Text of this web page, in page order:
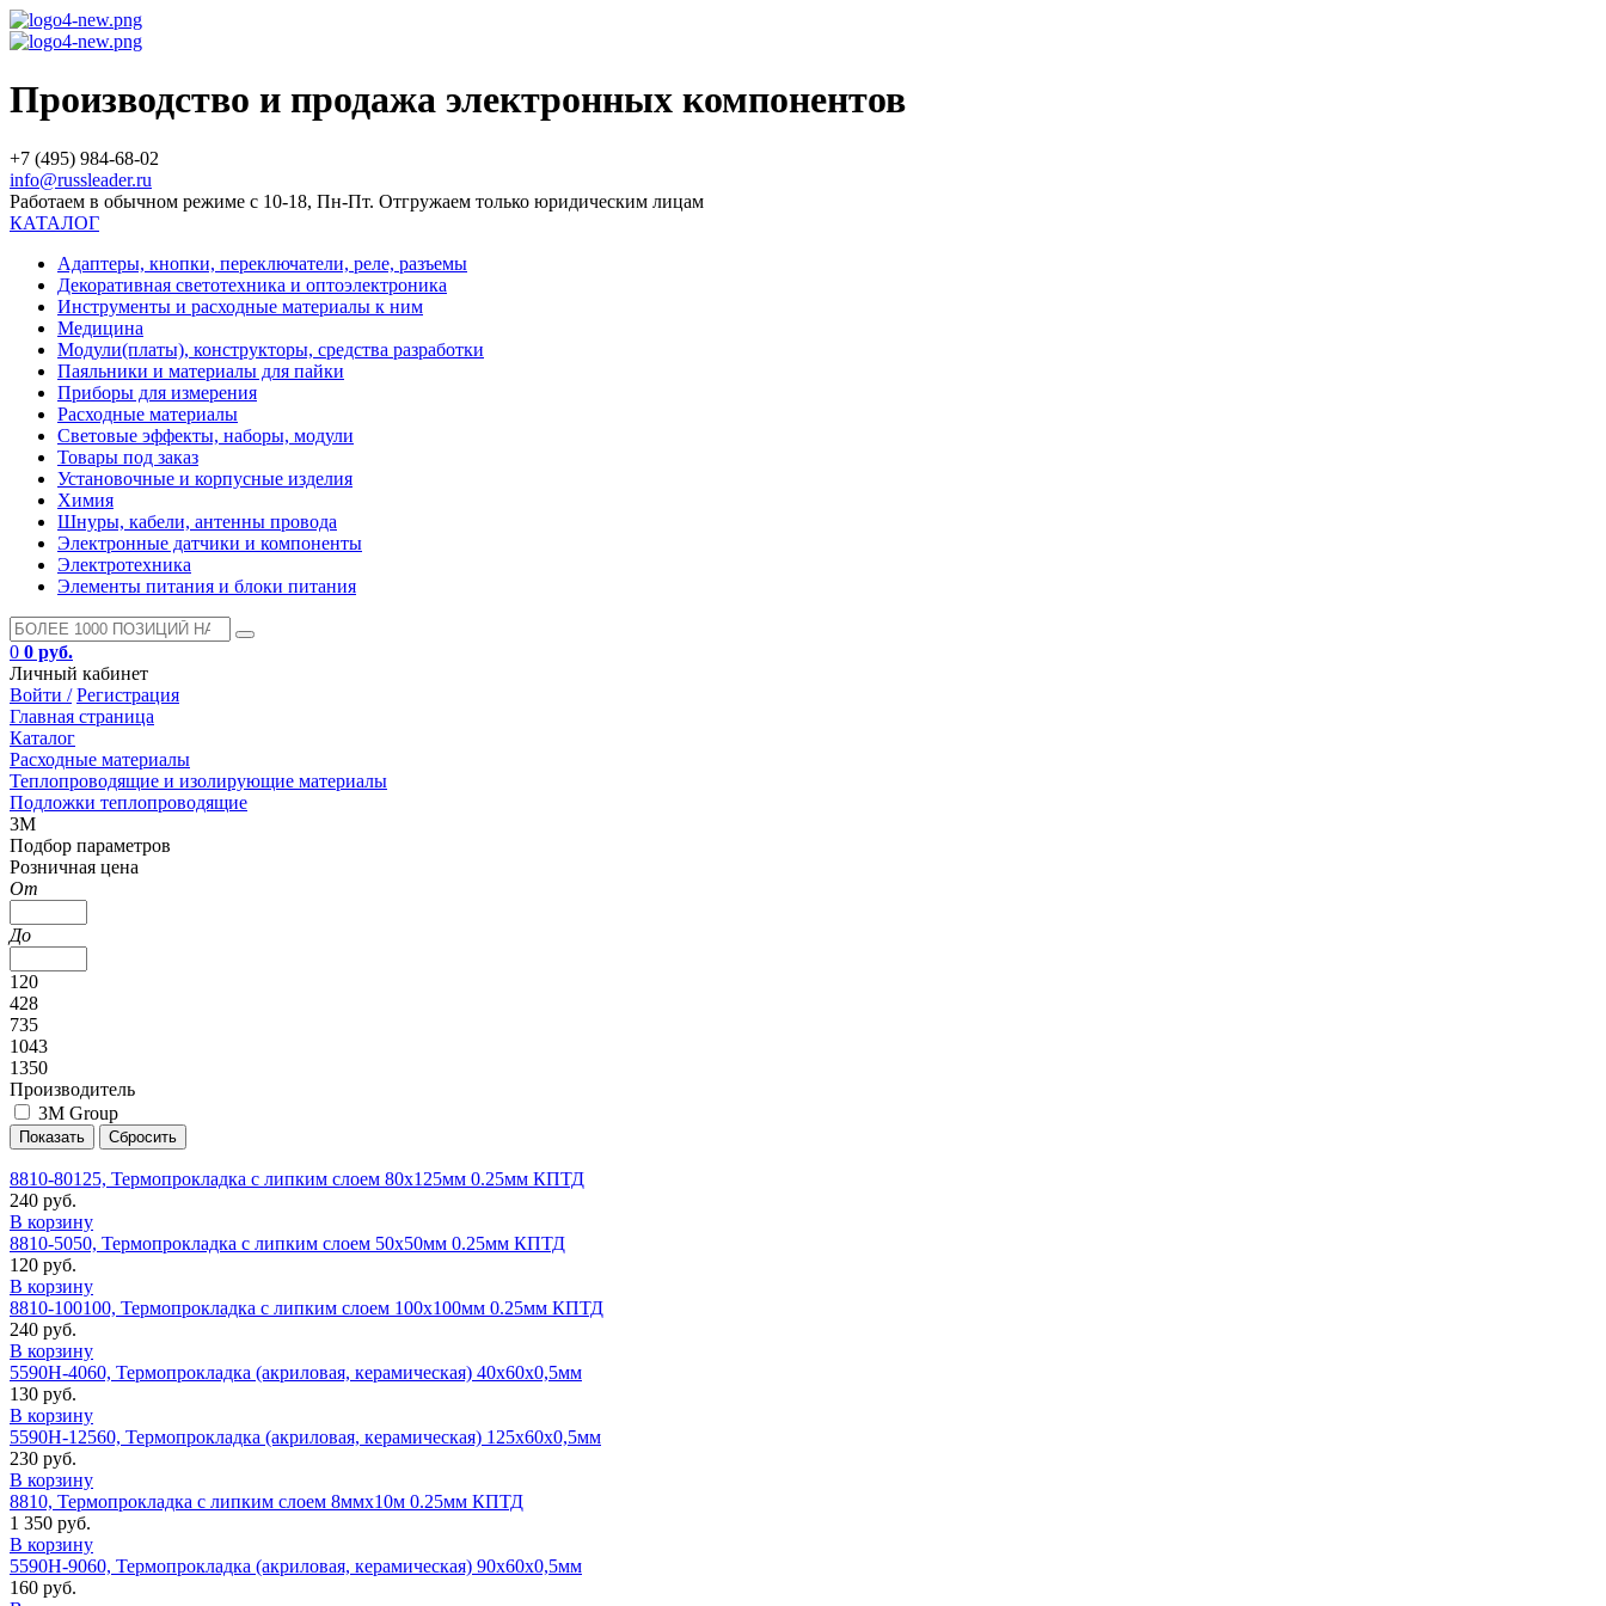
Производство и продажа электронных компонентов
+7 (495) 984-68-02
info@russleader.ru
Работаем в обычном режиме с 10-18, Пн-Пт. Отгружаем только юридическим лицам
КАТАЛОГ
Адаптеры, кнопки, переключатели, реле, разъемы
Декоративная светотехника и оптоэлектроника
Инструменты и расходные материалы к ним
Медицина
Модули(платы), конструкторы, средства разработки
Паяльники и материалы для пайки
Приборы для измерения
Расходные материалы
Световые эффекты, наборы, модули
Товары под заказ
Установочные и корпусные изделия
Химия
Шнуры, кабели, антенны провода
Электронные датчики и компоненты
Электротехника
Элементы питания и блоки питания
0 0 руб.
Личный кабинет
Войти / Регистрация
Главная страница
Каталог
Расходные материалы
Теплопроводящие и изолирующие материалы
Подложки теплопроводящие
3M
Подбор параметров
Розничная цена
От
До
120
428
735
1043
1350
Производитель
3M Group
8810-80125, Термопрокладка с липким слоем 80х125мм 0.25мм КПТД
240 руб.
В корзину
8810-5050, Термопрокладка с липким слоем 50х50мм 0.25мм КПТД
120 руб.
В корзину
8810-100100, Термопрокладка с липким слоем 100х100мм 0.25мм КПТД
240 руб.
В корзину
5590H-4060, Термопрокладка (акриловая, керамическая) 40х60х0,5мм
130 руб.
В корзину
5590H-12560, Термопрокладка (акриловая, керамическая) 125х60х0,5мм
230 руб.
В корзину
8810, Термопрокладка с липким слоем 8ммх10м 0.25мм КПТД
1 350 руб.
В корзину
5590H-9060, Термопрокладка (акриловая, керамическая) 90х60х0,5мм
160 руб.